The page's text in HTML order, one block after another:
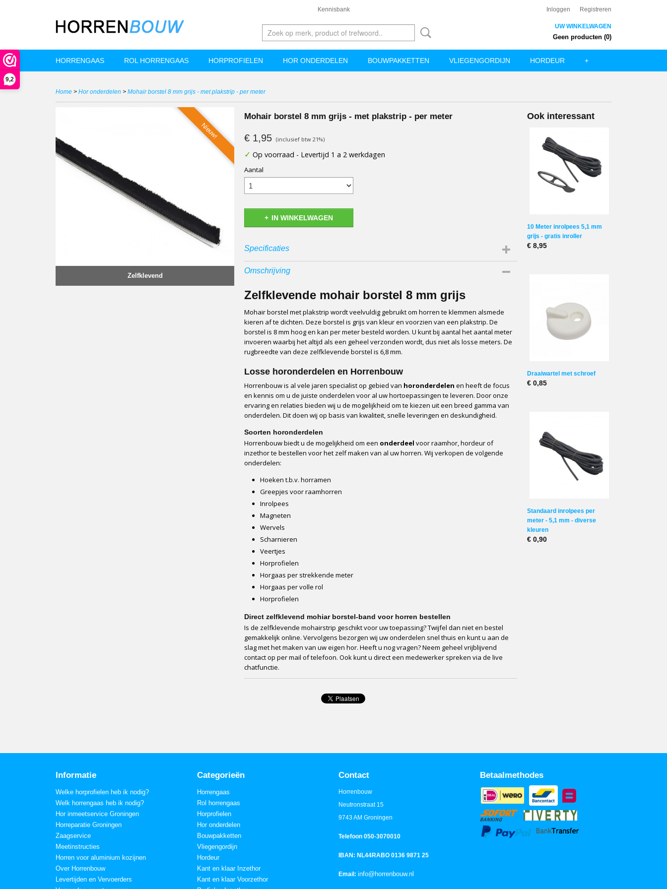
9,2
Kennisbank Inloggen Registreren
UW WINKELWAGEN
Geen producten (0)
HORRENGAAS ROL HORRENGAAS HORPROFIELEN HOR ONDERDELEN BOUWPAKKETTEN VLIEGENGORDIJN HORDEUR +
Home > Hor onderdelen > Mohair borstel 8 mm grijs - met plakstrip - per meter
Zelfklevend
Nieuw!
Mohair borstel 8 mm grijs - met plakstrip - per meter
€ 1,95 (inclusief btw 21%)
✓ Op voorraad - Levertijd 1 a 2 werkdagen
Aantal
IN WINKELWAGEN
Specificaties
Afmetingen (l,b,h)
Omschrijving
Zelfklevende mohair borstel 8 mm grijs
Mohair borstel met plakstrip wordt veelvuldig gebruikt om horren te klemmen alsmede
kieren af te dichten. Deze borstel is grijs van kleur en voorzien van een plakstrip. De
borstel is 8 mm hoog en kan per meter besteld worden. U kunt bij aantal het aantal meter
invoeren waarbij het altijd als een geheel verzonden wordt, dus niet als losse meters. De
rugbreedte van deze zelfklevende borstel is 6,8 mm.
Losse horonderdelen en Horrenbouw
Horrenbouw is al vele jaren specialist op gebied van horonderdelen en heeft de focus
en kennis om u de juiste onderdelen voor al uw hortoepassingen te leveren. Door onze
ervaring en relaties bieden wij u de mogelijkheid om te kiezen uit een breed gamma van
onderdelen. Dit doen wij op basis van kwaliteit, snelle leveringen en deskundigheid.
Soorten horonderdelen
Horrenbouw biedt u de mogelijkheid om een onderdeel voor raamhor, hordeur of
inzethor te bestellen voor het zelf maken van al uw horren. Wij verkopen de volgende
onderdelen:
Hoeken t.b.v. horramen
Greepjes voor raamhorren
Inrolpees
Magneten
Wervels
Scharnieren
Veertjes
Horprofielen
Horgaas per strekkende meter
Horgaas per volle rol
Horprofielen
Direct zelfklevend mohiar borstel-band voor horren bestellen
Is de zelfklevende mohairstrip geschikt voor uw toepassing? Twijfel dan niet en bestel
gemakkelijk online. Vervolgens bezorgen wij uw onderdelen snel thuis en kunt u aan de
slag met het maken van uw eigen hor. Heeft u nog vragen? Neem geheel vrijblijvend
contact op per mail of telefoon. Ook kunt u direct een medewerker spreken via de live
chatfunctie.
Ook interessant
10 Meter inrolpees 5,1 mm
grijs - gratis inroller
€ 8,95
Draaiwartel met schroef
€ 0,85
Standaard inrolpees per
meter - 5,1 mm - diverse
kleuren
€ 0,90
Informatie
Welke horprofielen heb ik nodig?
Welk horrengaas heb ik nodig?
Hor inmeetservice Groningen
Horreparatie Groningen
Zaagservice
Meetinstructies
Horren voor aluminium kozijnen
Over Horrenbouw
Levertijden en Vervoerders
Categorieën
Horrengaas
Rol horrengaas
Horprofielen
Hor onderdelen
Bouwpakketten
Vliegengordijn
Hordeur
Kant en klaar Inzethor
Kant en klaar Voorzethor
Contact
Horrenbouw
Neutronstraat 15
9743 AM Groningen
Telefoon 050-3070010
IBAN: NL44RABO 0136 9871 25
Email: info@horrenbouw.nl
Betaalmethodes